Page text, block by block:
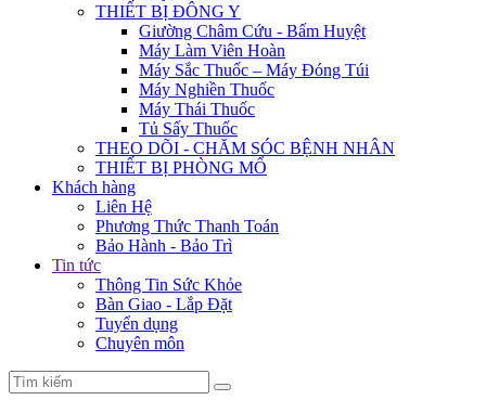
THIẾT BỊ ĐÔNG Y
Giường Châm Cứu - Bấm Huyệt
Máy Làm Viên Hoàn
Máy Sắc Thuốc – Máy Đóng Túi
Máy Nghiền Thuốc
Máy Thái Thuốc
Tủ Sấy Thuốc
THEO DÕI - CHĂM SÓC BỆNH NHÂN
THIẾT BỊ PHÒNG MỔ
Khách hàng
Liên Hệ
Phương Thức Thanh Toán
Bảo Hành - Bảo Trì
Tin tức
Thông Tin Sức Khỏe
Bàn Giao - Lắp Đặt
Tuyển dụng
Chuyên môn